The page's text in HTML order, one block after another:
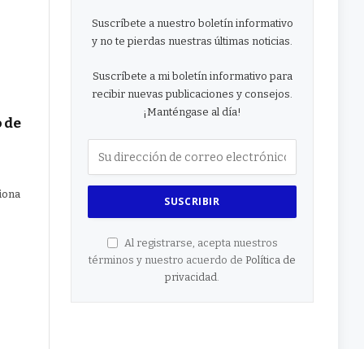
de
Suscríbete a nuestro boletín informativo
y no te pierdas nuestras últimas noticias.
Suscríbete a mi boletín informativo para
recibir nuevas publicaciones y consejos.
¡Manténgase al día!
Al registrarse, acepta nuestros
términos y nuestro acuerdo de Política de
privacidad.